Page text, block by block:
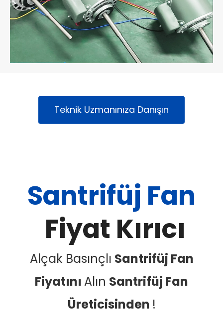
Teknik Uzmanınıza Danışın
Santrifüj Fan
Fiyat Kırıcı
Alçak Basınçlı Santrifüj Fan
Fiyatını Alın Santrifüj Fan
Üreticisinden !